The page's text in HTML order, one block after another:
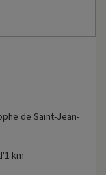
de Saint-Jean-
km